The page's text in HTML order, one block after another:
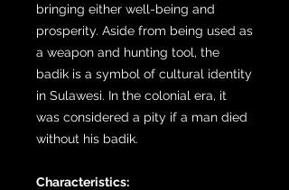
bringing either well-being and
prosperity. Aside from being used as
a weapon and hunting tool, the
badik is a symbol of cultural identity
in Sulawesi. In the colonial era, it
was considered a pity if a man died
without his badik.
Characteristics: